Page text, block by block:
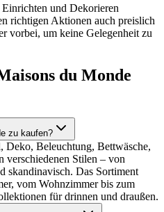
und Dekorieren
richtigen Aktionen auch preislich
vorbei, um keine Gelegenheit zu
du Monde
zu kaufen?
Deko, Beleuchtung, Bettwäsche,
verschiedenen Stilen – von
skandinavisch. Das Sortiment
vom Wohnzimmer bis zum
für drinnen und draußen.